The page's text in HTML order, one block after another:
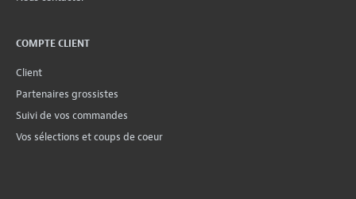
COMPTE CLIENT
Client
Partenaires grossistes
Suivi de vos commandes
Vos sélections et coups de coeur